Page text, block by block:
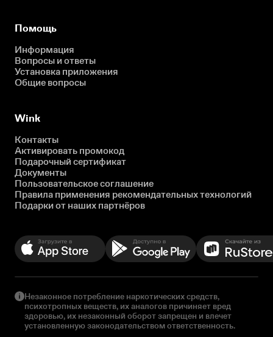
Помощь
Информация
Вопросы и ответы
Установка приложения
Общие вопросы
Wink
Контакты
Активировать промокод
Подарочный сертификат
Документы
Пользовательское соглашение
Правила применения рекомендательных технологий
Подарки от наших партнёров
Незаконное потребление наркотических средств,
психотропных веществ, их аналогов причиняет вред
здоровью, их незаконный оборот запрещен и влечет
установленную законодательством ответственность.